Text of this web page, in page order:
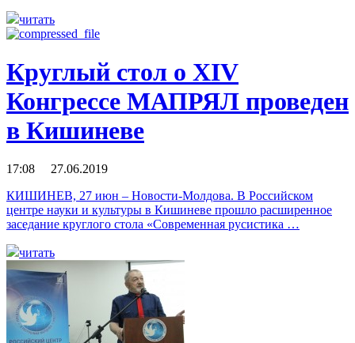
читать
Круглый стол о XIV
Конгрессе МАПРЯЛ проведен
в Кишиневе
17:08 27.06.2019
КИШИНЕВ, 27 июн – Новости-Молдова. В Российском
центре науки и культуры в Кишиневе прошло расширенное
заседание круглого стола «Современная русистика …
читать